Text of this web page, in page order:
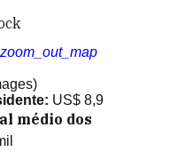
zoom_out_map
US$ 8,9
médio dos